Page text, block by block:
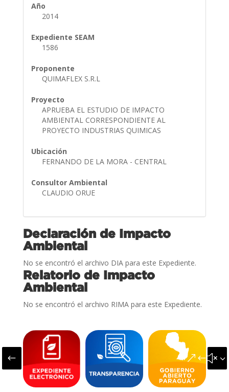
Año
2014
Expediente SEAM
1586
Proponente
QUIMAFLEX S.R.L
Proyecto
APRUEBA EL ESTUDIO DE IMPACTO
AMBIENTAL CORRESPONDIENTE AL
PROYECTO INDUSTRIAS QUIMICAS
Ubicación
FERNANDO DE LA MORA - CENTRAL
Consultor Ambiental
CLAUDIO ORUE
Declaración de Impacto
Ambiental
No se encontró el archivo DIA para este Expediente.
Relatorio de Impacto
Ambiental
No se encontró el archivo RIMA para este Expediente.
#